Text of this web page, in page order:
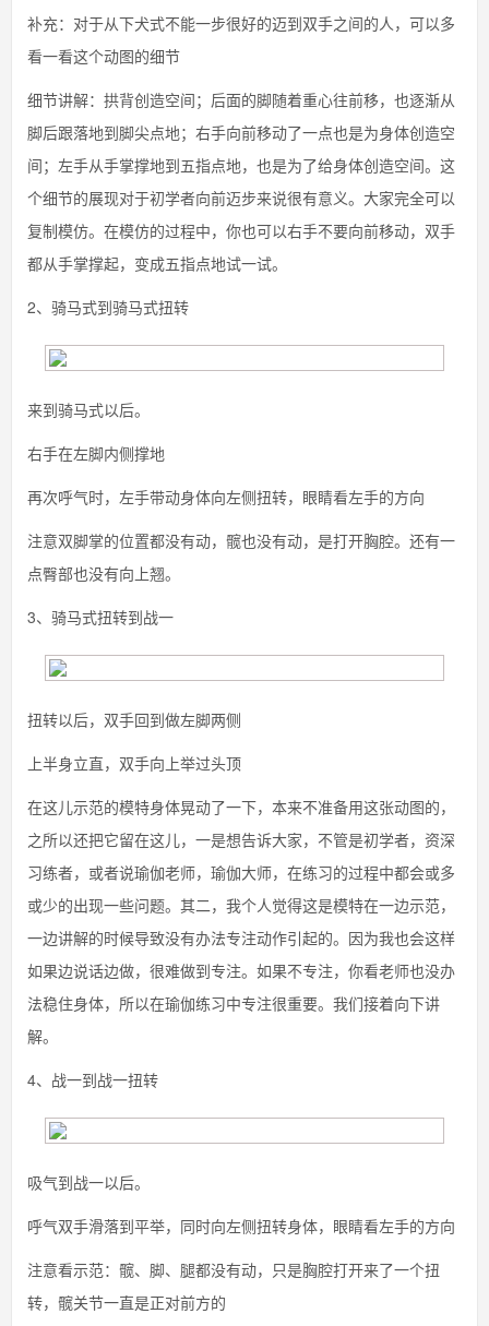
补充：对于从下犬式不能一步很好的迈到双手之间的人，可以多
看一看这个动图的细节
细节讲解：拱背创造空间；后面的脚随着重心往前移，也逐渐从
脚后跟落地到脚尖点地；右手向前移动了一点也是为身体创造空
间；左手从手掌撑地到五指点地，也是为了给身体创造空间。这
个细节的展现对于初学者向前迈步来说很有意义。大家完全可以
复制模仿。在模仿的过程中，你也可以右手不要向前移动，双手
都从手掌撑起，变成五指点地试一试。
2、骑马式到骑马式扭转
来到骑马式以后。
右手在左脚内侧撑地
再次呼气时，左手带动身体向左侧扭转，眼睛看左手的方向
注意双脚掌的位置都没有动，髋也没有动，是打开胸腔。还有一
点臀部也没有向上翘。
3、骑马式扭转到战一
扭转以后，双手回到做左脚两侧
上半身立直，双手向上举过头顶
在这儿示范的模特身体晃动了一下，本来不准备用这张动图的，
之所以还把它留在这儿，一是想告诉大家，不管是初学者，资深
习练者，或者说瑜伽老师，瑜伽大师，在练习的过程中都会或多
或少的出现一些问题。其二，我个人觉得这是模特在一边示范，
一边讲解的时候导致没有办法专注动作引起的。因为我也会这样
如果边说话边做，很难做到专注。如果不专注，你看老师也没办
法稳住身体，所以在瑜伽练习中专注很重要。我们接着向下讲
解。
4、战一到战一扭转
吸气到战一以后。
呼气双手滑落到平举，同时向左侧扭转身体，眼睛看左手的方向
注意看示范：髋、脚、腿都没有动，只是胸腔打开来了一个扭
转，髋关节一直是正对前方的